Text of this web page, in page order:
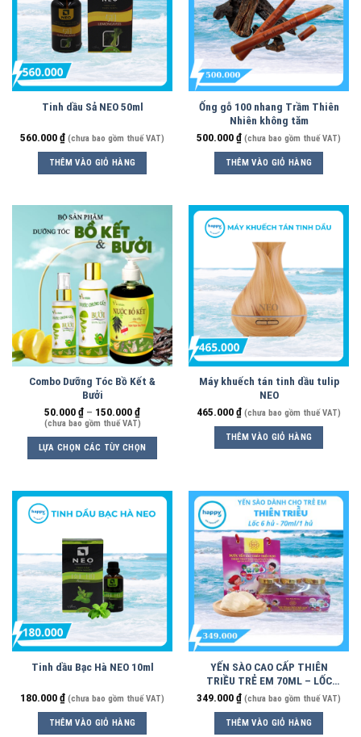
Tinh dầu Sả NEO 50ml
560.000₫ (chưa bao gồm thuế VAT)
THÊM VÀO GIỎ HÀNG
Ống gỗ 100 nhang Trầm Thiên
Nhiên không tăm
500.000₫ (chưa bao gồm thuế VAT)
THÊM VÀO GIỎ HÀNG
Combo Dưỡng Tóc Bồ Kết &
Bưởi
50.000₫ – 150.000₫
(chưa bao gồm thuế VAT)
LỰA CHỌN CÁC TÙY CHỌN
Máy khuếch tán tinh dầu tulip
NEO
465.000₫ (chưa bao gồm thuế VAT)
THÊM VÀO GIỎ HÀNG
Tinh dầu Bạc Hà NEO 10ml
180.000₫ (chưa bao gồm thuế VAT)
THÊM VÀO GIỎ HÀNG
YẾN SÀO CAO CẤP THIÊN
TRIỀU TRẺ EM 70ML – LỐC
6HỦ
349.000₫ (chưa bao gồm thuế VAT)
THÊM VÀO GIỎ HÀNG